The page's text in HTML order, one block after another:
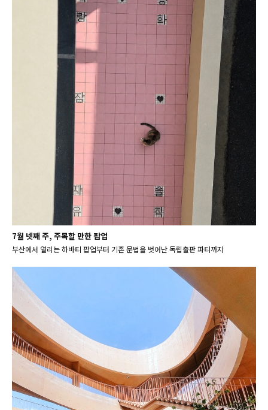
7월 넷째 주, 주목할 만한 팝업
부산에서 열리는 하바티 팝업부터 기존 문법을 벗어난 독립출판 파티까지